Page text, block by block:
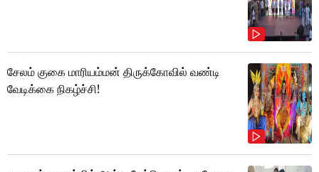
சேலம் குகை மாரியம்மன் திருக்கோவில் வண்டி
வேடிக்கை நிகழ்ச்சி!